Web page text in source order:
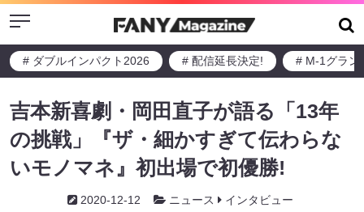
Menu
# ダブルインパクト2026 # 配信延長決定! # M-1グラン
吉本新喜劇・岡田直子が語る「13年
の挑戦」『ザ・細かすぎて伝わらな
いモノマネ』初出場で初優勝!
2020-12-12 ニュース インタビュー